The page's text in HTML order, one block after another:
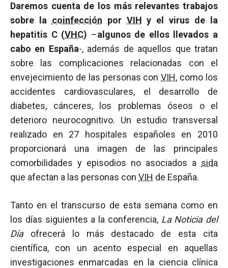
Daremos cuenta de los más relevantes trabajos
sobre la coinfección por VIH y el virus de la
hepatitis C (VHC) –algunos de ellos llevados a
cabo en España-, además de aquellos que tratan
sobre las complicaciones relacionadas con el
envejecimiento de las personas conVIH, como los
accidentes cardiovasculares, el desarrollo de
diabetes, cánceres, los problemas óseos o el
deterioro neurocognitivo. Un estudio transversal
realizado en 27 hospitales españoles en 2010
proporcionará una imagen de las principales
comorbilidades y episodios no asociados a sida
que afectan a las personas con VIH de España.
Tanto en el transcurso de esta semana como en
los días siguientes a la conferencia, La Noticiadel
Día ofrecerá lo más destacado de esta cita
científica, con un acento especial en aquellas
investigaciones enmarcadas en la ciencia clínica